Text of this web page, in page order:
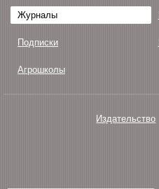
Журналы
Подписки
Агрошколы
Издательство